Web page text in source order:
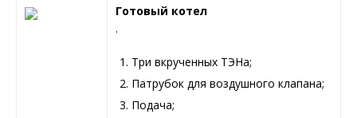
Готовый котел
.
Три вкрученных ТЭНа;
Патрубок для воздушного клапана;
Подача;